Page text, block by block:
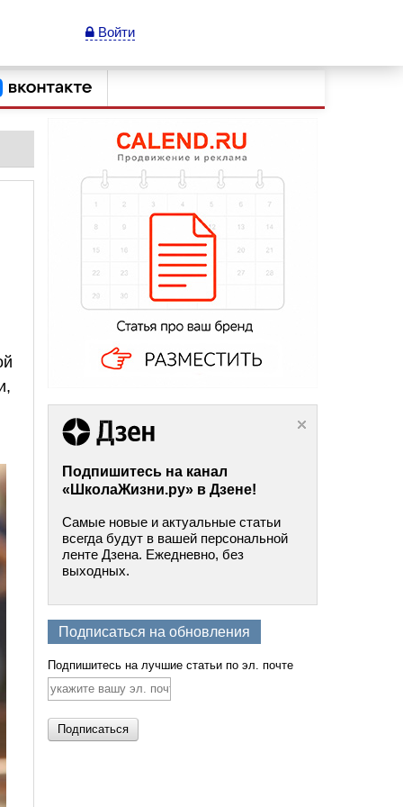
Войти
Подпишитесь на канал
«ШколаЖизни.ру» в Дзене!
Самые новые и актуальные статьи
всегда будут в вашей персональной
ленте Дзена. Ежедневно, без
выходных.
Подписаться на обновления
Подпишитесь на лучшие статьи по эл. почте